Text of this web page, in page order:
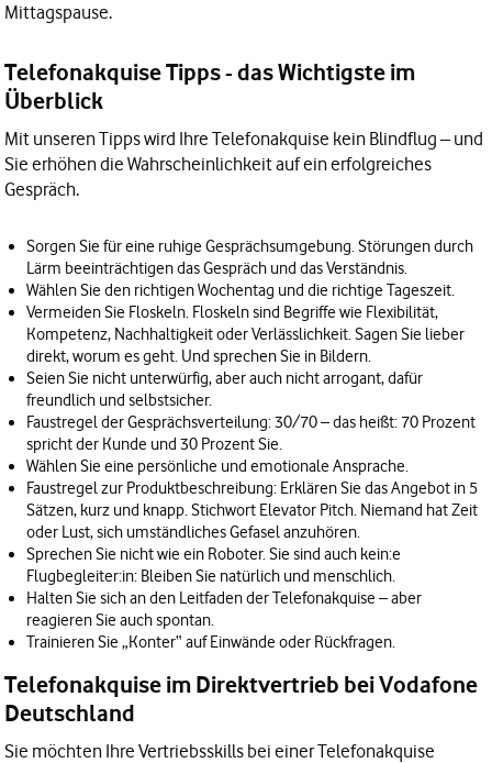
Mittagspause.
Telefonakquise Tipps - das Wichtigste im
Überblick
Mit unseren Tipps wird Ihre Telefonakquise kein Blindflug – und
Sie erhöhen die Wahrscheinlichkeit auf ein erfolgreiches
Gespräch.
Sorgen Sie für eine ruhige Gesprächsumgebung. Störungen durch
Lärm beeinträchtigen das Gespräch und das Verständnis.
Wählen Sie den richtigen Wochentag und die richtige Tageszeit.
Vermeiden Sie Floskeln. Floskeln sind Begriffe wie Flexibilität,
Kompetenz, Nachhaltigkeit oder Verlässlichkeit. Sagen Sie lieber
direkt, worum es geht. Und sprechen Sie in Bildern.
Seien Sie nicht unterwürfig, aber auch nicht arrogant, dafür
freundlich und selbstsicher.
Faustregel der Gesprächsverteilung: 30/70 – das heißt: 70 Prozent
spricht der Kunde und 30 Prozent Sie.
Wählen Sie eine persönliche und emotionale Ansprache.
Faustregel zur Produktbeschreibung: Erklären Sie das Angebot in 5
Sätzen, kurz und knapp. Stichwort Elevator Pitch. Niemand hat Zeit
oder Lust, sich umständliches Gefasel anzuhören.
Sprechen Sie nicht wie ein Roboter. Sie sind auch kein:e
Flugbegleiter:in: Bleiben Sie natürlich und menschlich.
Halten Sie sich an den Leitfaden der Telefonakquise – aber
reagieren Sie auch spontan.
Trainieren Sie „Konter“ auf Einwände oder Rückfragen.
Telefonakquise im Direktvertrieb bei Vodafone
Deutschland
Sie möchten Ihre Vertriebsskills bei einer Telefonakquise